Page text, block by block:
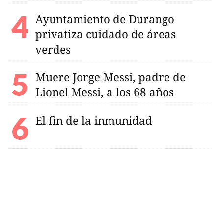
Ayuntamiento de Durango
privatiza cuidado de áreas
verdes
Muere Jorge Messi, padre de
Lionel Messi, a los 68 años
El fin de la inmunidad